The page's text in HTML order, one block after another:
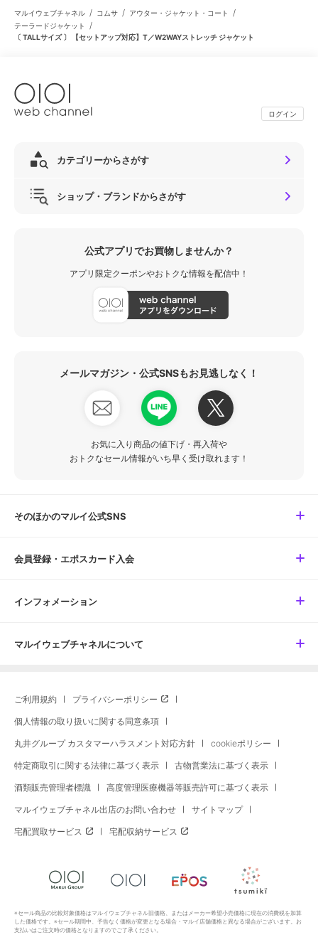
マルイウェブチャネル / コムサ / アウター・ジャケット・コート /
テーラードジャケット /
〔 TALLサイズ 〕 【セットアップ対応】T／W2WAYストレッチ ジャケット
ログイン
カテゴリーからさがす
ショップ・ブランドからさがす
公式アプリでお買物しませんか？
アプリ限定クーポンやおトクな情報を配信中！
メールマガジン・公式SNSもお見逃しなく！
お気に入り商品の値下げ・再入荷や
おトクなセール情報がいち早く受け取れます！
そのほかのマルイ公式SNS
会員登録・エポスカード入会
インフォメーション
マルイウェブチャネルについて
ご利用規約 プライバシーポリシー
個人情報の取り扱いに関する同意条項
丸井グループ カスタマーハラスメント対応方針 cookieポリシー
特定商取引に関する法律に基づく表示 古物営業法に基づく表示
酒類販売管理者標識 高度管理医療機器等販売許可に基づく表示
マルイウェブチャネル出店のお問い合わせ サイトマップ
宅配買取サービス 宅配収納サービス
※セール商品の比較対象価格はマルイウェブチャネル旧価格、またはメーカー希望小売価格に現在の消費税を加算
した価格です。※セール期間中、予告なく価格が変更となる場合・マルイ店舗価格と異なる場合がございます。お
支払いはご注文時の価格となりますのでご了承ください。